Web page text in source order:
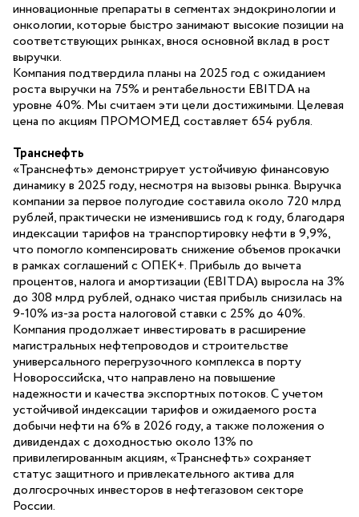
инновационные препараты в сегментах эндокринологии и
онкологии, которые быстро занимают высокие позиции на
соответствующих рынках, внося основной вклад в рост
выручки.
Компания подтвердила планы на 2025 год с ожиданием
роста выручки на 75% и рентабельности EBITDA на
уровне 40%. Мы считаем эти цели достижимыми. Целевая
цена по акциям ПРОМОМЕД составляет 654 рубля.
Транснефть
«Транснефть» демонстрирует устойчивую финансовую
динамику в 2025 году, несмотря на вызовы рынка. Выручка
компании за первое полугодие составила около 720 млрд
рублей, практически не изменившись год к году, благодаря
индексации тарифов на транспортировку нефти в 9,9%,
что помогло компенсировать снижение объемов прокачки
в рамках соглашений с ОПЕК+. Прибыль до вычета
процентов, налога и амортизации (EBITDA) выросла на 3%
до 308 млрд рублей, однако чистая прибыль снизилась на
9-10% из-за роста налоговой ставки с 25% до 40%.
Компания продолжает инвестировать в расширение
магистральных нефтепроводов и строительстве
универсального перегрузочного комплекса в порту
Новороссийска, что направлено на повышение
надежности и качества экспортных потоков. С учетом
устойчивой индексации тарифов и ожидаемого роста
добычи нефти на 6% в 2026 году, а также положения о
дивидендах с доходностью около 13% по
привилегированным акциям, «Транснефть» сохраняет
статус защитного и привлекательного актива для
долгосрочных инвесторов в нефтегазовом секторе
России.